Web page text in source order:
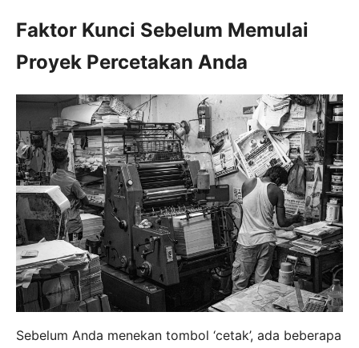
Faktor Kunci Sebelum Memulai
Proyek Percetakan Anda
Sebelum Anda menekan tombol ‘cetak’, ada beberapa